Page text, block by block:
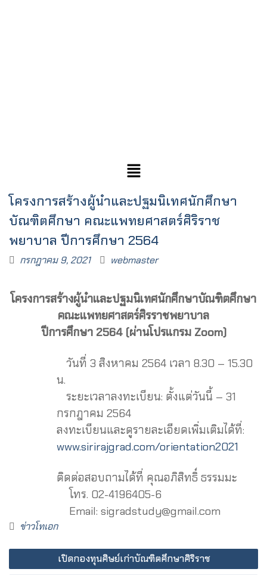
โครงการสร้างผู้นำและปฐมนิเทศนักศึกษา
บัณฑิตศึกษา คณะแพทยศาสตร์ศิริราช
พยาบาล ปีการศึกษา 2564
กรกฎาคม 9, 2021 webmaster
โครงการสร้างผู้นำและปฐมนิเทศนักศึกษาบัณฑิตศึกษา
คณะแพทยศาสตร์ศิรราชพยาบาล
ปีการศึกษา 2564 (ผ่านโปรแกรม Zoom)
วันที่ 3 สิงหาคม 2564 เวลา 8.30 – 15.30
น.
ระยะเวลาลงทะเบียน: ตั้งแต่วันนี้ – 31
กรกฎาคม 2564
ลงทะเบียนและดูรายละเอียดเพิ่มเติมได้ที่:
www.sirirajgrad.com/orientation2021
ติดต่อสอบถามได้ที่ คุณอภิสิทธิ์ ธรรมมะ
โทร. 02-4196405-6
Email: sigradstudy@gmail.com
ข่าวโทเอก
เปิดกองทุนศิษย์เก่าบัณฑิตศึกษาศิริราช